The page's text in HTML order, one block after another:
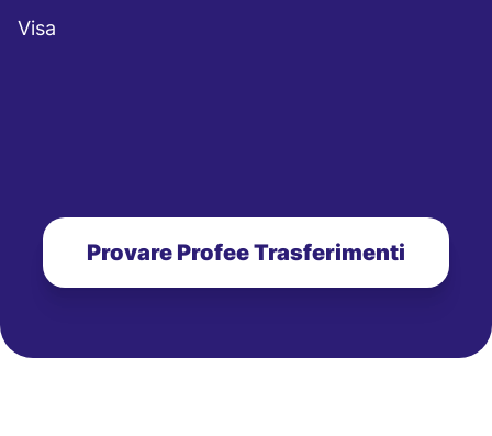
Visa
Provare Profee Trasferimenti